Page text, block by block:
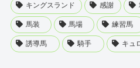
キングスランド 感謝
馬装 馬場 練習馬
誘導馬 騎手 キュ